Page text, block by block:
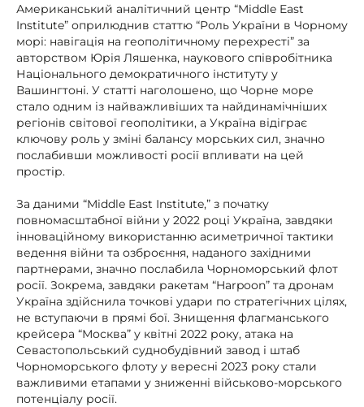
Американський аналітичний центр “Middle East
Institute” оприлюднив статтю “Роль України в Чорному
морі: навігація на геополітичному перехресті” за
авторством Юрія Ляшенка, наукового співробітника
Національного демократичного інституту у
Вашингтоні. У статті наголошено, що Чорне море
стало одним із найважливіших та найдинамічніших
регіонів світової геополітики, а Україна відіграє
ключову роль у зміні балансу морських сил, значно
послабивши можливості росії впливати на цей
простір.
За даними “Middle East Institute,” з початку
повномасштабної війни у 2022 році Україна, завдяки
інноваційному використанню асиметричної тактики
ведення війни та озброєння, наданого західними
партнерами, значно послабила Чорноморський флот
росії. Зокрема, завдяки ракетам “Harpoon” та дронам
Україна здійснила точкові удари по стратегічних цілях,
не вступаючи в прямі бої. Знищення флагманського
крейсера “Москва” у квітні 2022 року, атака на
Севастопольський суднобудівний завод і штаб
Чорноморського флоту у вересні 2023 року стали
важливими етапами у зниженні військово-морського
потенціалу росії.